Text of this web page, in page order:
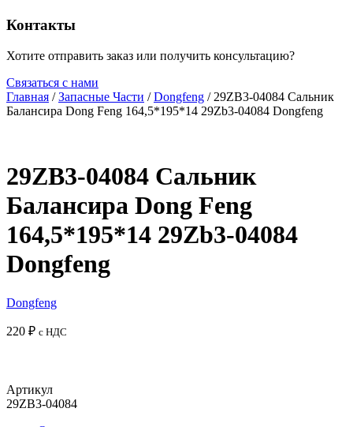
Контакты
Хотите отправить заказ или получить консультацию?
Связаться с нами
Главная /Запасные Части /Dongfeng / 29ZB3-04084 Сальник
Балансира Dong Feng 164,5*195*14 29Zb3-04084 Dongfeng
29ZB3-04084 Сальник
Балансира Dong Feng
164,5*195*14 29Zb3-04084
Dongfeng
Dongfeng
220 ₽ с НДС
Артикул
29ZB3-04084